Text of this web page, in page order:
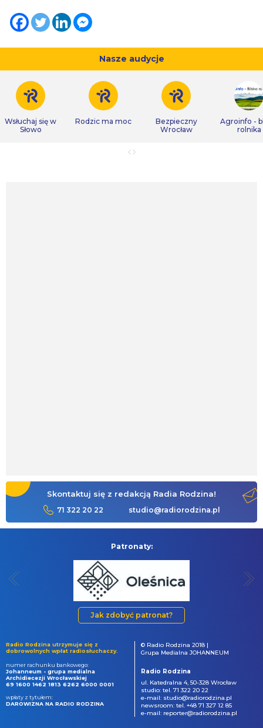
Nasze audycje
Wsłuchaj się w
Słowo
Rodzic ma moc
Bezpieczny
Wrocław
Agroinfo -
rolnika
Skontaktuj się z redakcją Radia Rodzina!
71 322 20 22 studio@radiorodzina.pl
Patronaty:
Jak zdobyć patronat?
Radio Rodzina utrzymuje się z
dobrowolnych wpłat radiosłuchaczy.
numer rachunku bankowego:
Johanneum - grupa medialna
Archidiecezji Wrocławskiej
69 1600 1462 1813 6262 6000 0001
wpłaty z tytułem:
DAROWIZNA NA RADIO RODZINA
© Radio Rodzina 2018 |
Grupa Medialna JOHANNEUM
Radio Rodzina
ul. Katedralna 4, 50-328 Wrocław
studio: tel. 71 322 20 22
e-mail: studio@radiorodzina.pl
newsroom: tel. +48 71 327 12 85
e-mail: reporter@radiorodzina.pl